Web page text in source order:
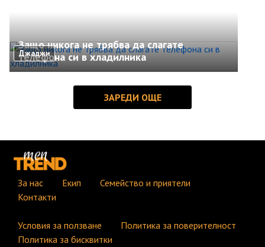
Джаджи
Защо никога не трябва да слагате
телефона си в хладилника
За нас Екип
Семейство и приятели
Контакти
Условия за ползване
Политика за поверителност
Политика за бисквитки